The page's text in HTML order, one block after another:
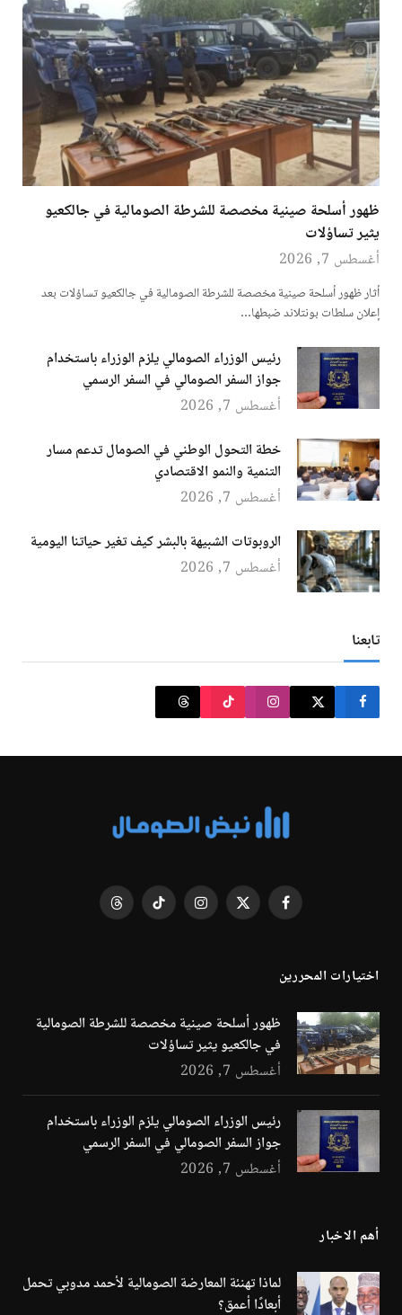
ظهور أسلحة صينية مخصصة للشرطة الصومالية في جالكعيو
يثير تساؤلات
أغسطس 7, 2026
أثار ظهور أسلحة صينية مخصصة للشرطة الصومالية في جالكعيو تساؤلات بعد
إعلان سلطات بونتلاند ضبطها…
رئيس الوزراء الصومالي يلزم الوزراء باستخدام
جواز السفر الصومالي في السفر الرسمي
أغسطس 7, 2026
خطة التحول الوطني في الصومال تدعم مسار
التنمية والنمو الاقتصادي
أغسطس 7, 2026
الروبوتات الشبيهة بالبشر كيف تغير حياتنا اليومية
أغسطس 7, 2026
تابعنا
فيسبوك X
الانستغرامتيكتوك Threads
اختيارات المحررين
ظهور أسلحة صينية مخصصة للشرطة الصومالية
في جالكعيو يثير تساؤلات
أغسطس 7, 2026
رئيس الوزراء الصومالي يلزم الوزراء باستخدام
جواز السفر الصومالي في السفر الرسمي
أغسطس 7, 2026
أهم الاخبار
لماذا تهنئة المعارضة الصومالية لأحمد مدوبي تحمل
أبعادًا أعمق؟